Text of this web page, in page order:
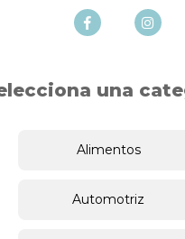
una
Alimentos
Automotriz